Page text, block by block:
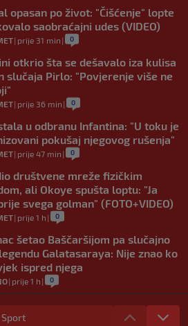
opasan po život: "Čišćenje" lopte
saobraćajni udes (VIDEO)
| prije 31 min | 0
otkrio šta se dešavalo iza kulisa
slučaja Pirlo: "Povjerenje više ne
| prije 36 min | 0
u odbranu Infantina: "U toku je
pokušaj njegovog rušenja"
| prije 47 min | 0
društvene mreže fizičkim
ali Okoye spušta loptu: "Ja
svega golman" (FOTO+VIDEO)
| prije 1 h | 0
šetao Baščaršijom pa slučajno
Galatasaraya: Nije znao ko
ispred njega
| prije 1 h | 0
bi mogao dobiti neočekivanu
u Milanu: Gazzetta nagovijestila